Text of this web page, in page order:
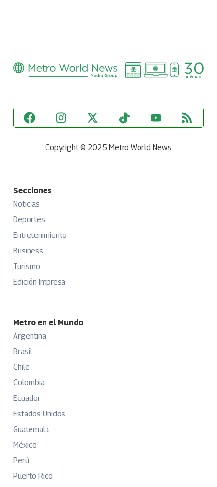
Copyright © 2025 Metro World News
Secciones
Noticias
Deportes
Entretenimiento
Business
Turismo
Edición Impresa
Metro en el Mundo
Argentina
Brasil
Chile
Colombia
Ecuador
Estados Unidos
Guatemala
México
Perú
Puerto Rico